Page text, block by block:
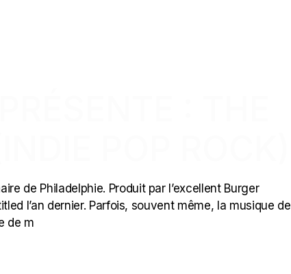
de Philadelphie. Produit par l’excellent Burger
l’an dernier. Parfois, souvent même, la musique de
de m